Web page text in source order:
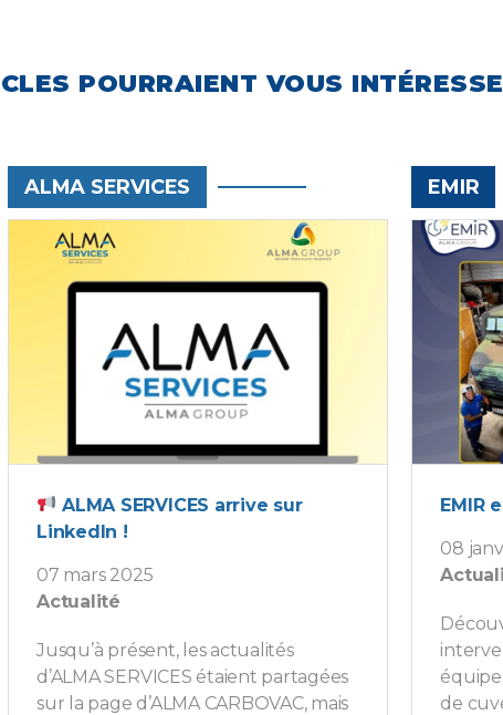
POURRAIENT VOUS
ALMA SERVICES
ALMA SERVICES arrive sur
LinkedIn !
07 mars 2025
Actualité
Jusqu’à présent, les actualités
d’ALMA SERVICES étaient partagées
sur la page d’ALMA CARBOVAC, mais
EMIR
EMIR
08
de